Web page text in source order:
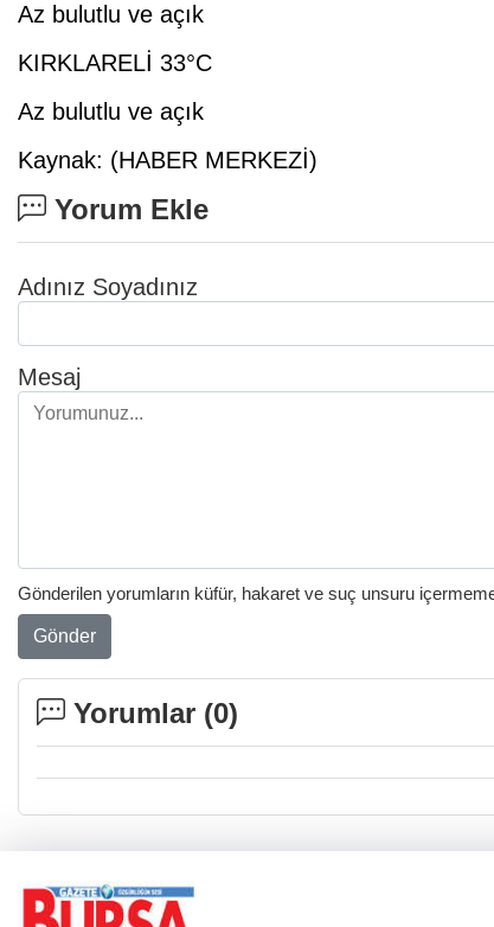
Az bulutlu ve açık
KIRKLARELİ 33°C
Az bulutlu ve açık
Kaynak: (HABER MERKEZİ)
Yorum Ekle
Adınız Soyadınız
Mesaj
Gönderilen yorumların küfür, hakaret ve suç unsuru
Gönder
Yorumlar (0)